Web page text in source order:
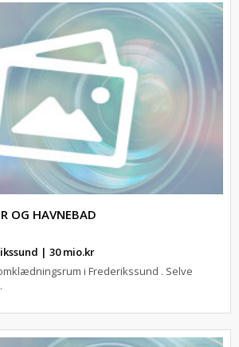
OG HAVNEBAD
| 30 mio.kr
i Frederikssund . Selve